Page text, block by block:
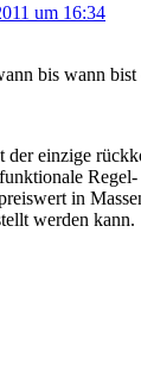
um 16:34
bis wann bist
der einzige
Regel-
in
werden kann.